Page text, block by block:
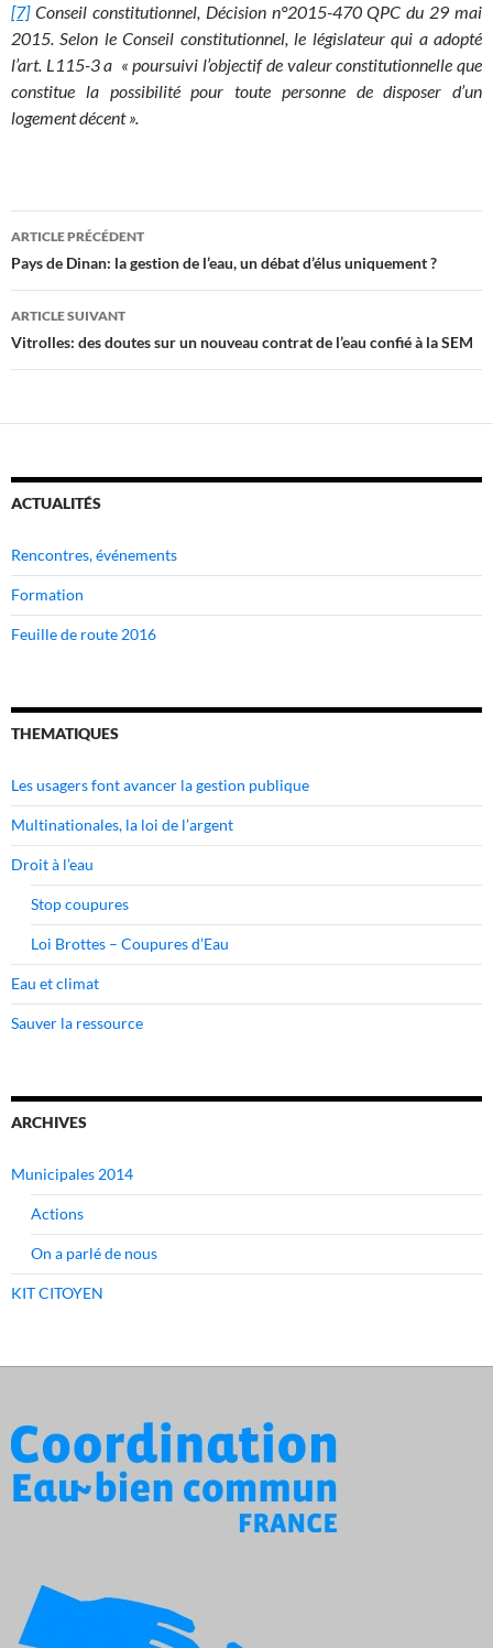
[7]Conseil constitutionnel, Décision n°2015-470 QPC du 29 mai
2015. Selon le Conseil constitutionnel, le législateur qui a adopté
l’art. L115-3 a « poursuivi l’objectif de valeur constitutionnelle que
constitue la possibilité pour toute personne de disposer d’un
logement décent ».
Navigation
des
articles
ARTICLE PRÉCÉDENT
Pays de Dinan: la gestion de l’eau, un débat d’élus uniquement ?
ARTICLE SUIVANT
Vitrolles: des doutes sur un nouveau contrat de l’eau confié à la SEM
ACTUALITÉS
Rencontres, événements
Formation
Feuille de route 2016
THEMATIQUES
Les usagers font avancer la gestion publique
Multinationales, la loi de l’argent
Droit à l’eau
Stop coupures
Loi Brottes – Coupures d’Eau
Eau et climat
Sauver la ressource
ARCHIVES
Municipales 2014
Actions
On a parlé de nous
KIT CITOYEN